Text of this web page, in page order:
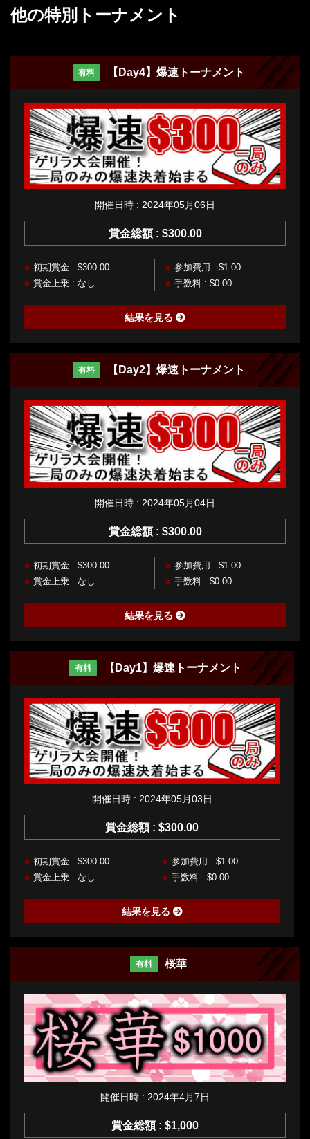
他の特別トーナメント
有料 【Day4】爆速トーナメント
開催日時 : 2024年05月06日
賞金総額 : $300.00
初期賞金 : $300.00
参加費用 : $1.00
賞金上乗 : なし
手数料 : $0.00
結果を見る
有料 【Day2】爆速トーナメント
開催日時 : 2024年05月04日
賞金総額 : $300.00
初期賞金 : $300.00
参加費用 : $1.00
賞金上乗 : なし
手数料 : $0.00
結果を見る
有料 【Day1】爆速トーナメント
開催日時 : 2024年05月03日
賞金総額 : $300.00
初期賞金 : $300.00
参加費用 : $1.00
賞金上乗 : なし
手数料 : $0.00
結果を見る
有料 桜華
開催日時 : 2024年4月7日
賞金総額 : $1,000